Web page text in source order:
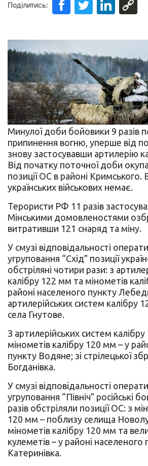
Поділитись:
Минулої доби бойовики 9 разів
припинення вогню, уперше від
знову застосувавши артилерію
Від початку поточної доби
позиції ОС в районі Кримського.
українських військових немає.
Терористи РФ 11 разів
Мінськими домовленостями
витративши 121 снаряд та міну.
У смузі відповідальності
угруповання “Схід” позиції
обстріляні чотири рази: з
калібру 122 мм та мінометів
районі населеного пункту
артилерійських систем калібру
села Гнутове.
З артилерійських систем
мінометів калібру 120 мм – у
пункту Водяне; зі стрілецької
Богданівка.
У смузі відповідальності
угруповання “Північ” російські
разів обстріляли позиції ОС: з
120 мм – поблизу селища
мінометів калібру 120 мм та
кулеметів – у районі населеного
Катеринівка.